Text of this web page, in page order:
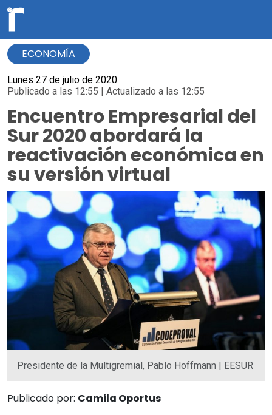
ECONOMÍA
Lunes 27 de julio de 2020
Publicado a las 12:55 | Actualizado a las 12:55
Encuentro Empresarial del
Sur 2020 abordará la
reactivación económica en
su versión virtual
Presidente de la Multigremial, Pablo Hoffmann | EESUR
Publicado por: Camila Oportus